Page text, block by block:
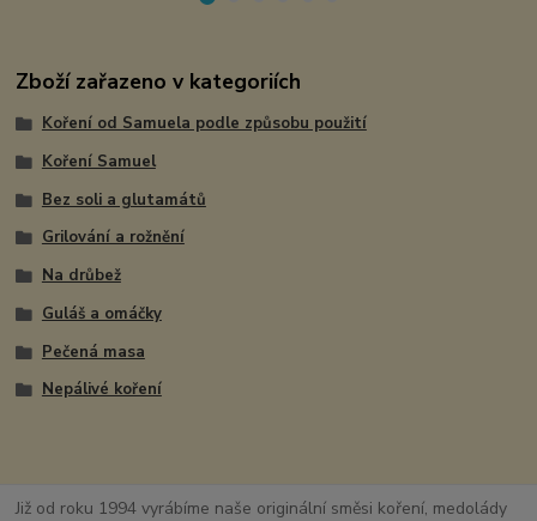
Zboží zařazeno v kategoriích
Koření od Samuela podle způsobu použití
Koření Samuel
Bez soli a glutamátů
Grilování a rožnění
Na drůbež
Guláš a omáčky
Pečená masa
Nepálivé koření
Již od roku 1994 vyrábíme naše originální směsi koření, medolády